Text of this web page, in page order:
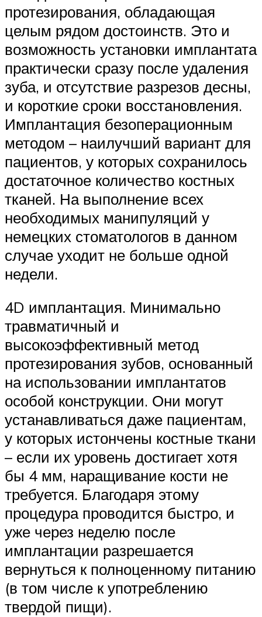
протезирования, обладающая
целым рядом достоинств. Это и
возможность установки имплантата
практически сразу после удаления
зуба, и отсутствие разрезов десны,
и короткие сроки восстановления.
Имплантация безоперационным
методом – наилучший вариант для
пациентов, у которых сохранилось
достаточное количество костных
тканей. На выполнение всех
необходимых манипуляций у
немецких стоматологов в данном
случае уходит не больше одной
недели.
4D имплантация. Минимально
травматичный и
высокоэффективный метод
протезирования зубов, основанный
на использовании имплантатов
особой конструкции. Они могут
устанавливаться даже пациентам,
у которых истончены костные ткани
– если их уровень достигает хотя
бы 4 мм, наращивание кости не
требуется. Благодаря этому
процедура проводится быстро, и
уже через неделю после
имплантации разрешается
вернуться к полноценному питанию
(в том числе к употреблению
твердой пищи).